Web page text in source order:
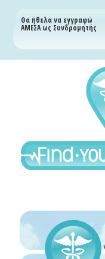
Θα ήθελα να εγγραφώ
ΑΜΕΣΑ ως Συνδρομητής